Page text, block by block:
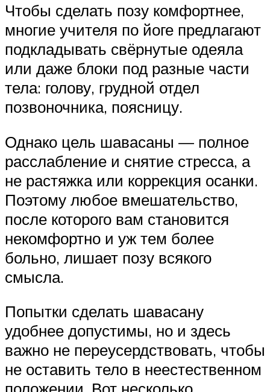
Чтобы сделать позу комфортнее,
многие учителя по йоге предлагают
подкладывать свёрнутые одеяла
или даже блоки под разные части
тела: голову, грудной отдел
позвоночника, поясницу.
Однако цель шавасаны — полное
расслабление и снятие стресса, а
не растяжка или коррекция осанки.
Поэтому любое вмешательство,
после которого вам становится
некомфортно и уж тем более
больно, лишает позу всякого
смысла.
Попытки сделать шавасану
удобнее допустимы, но и здесь
важно не переусердствовать, чтобы
не оставить тело в неестественном